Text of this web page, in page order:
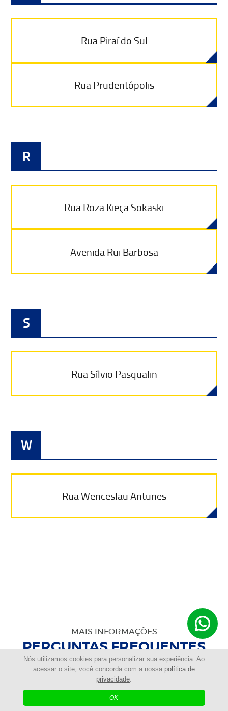
Nós utilizamos cookies para personalizar sua experiência. Ao
acessar o site, você concorda com a nossa política de
privacidade.
OK
Rua Piraí do Sul
Rua Prudentópolis
R
Rua Roza Kieça Sokaski
Avenida Rui Barbosa
S
Rua Sílvio Pasqualin
W
Rua Wenceslau Antunes
MAIS INFORMAÇÕES
PERGUNTAS FREQUENTES
A Guinchos Costeira oferece guinchos 24 horas
em toda a região de Curitiba, São José dos
Pinhais, Pinhais, Piraquara e Colombo, com